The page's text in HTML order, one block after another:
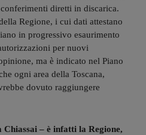
diretti in discarica.
Regione, i cui dati attestano
in progressivo esaurimento
per nuovi
ma è indicato nel Piano
ogni area della Toscana,
dovuto raggiungere
Chiassai – è infatti la Regione,